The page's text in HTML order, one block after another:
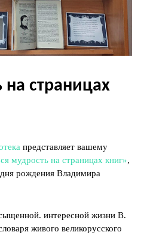
на страницах
представляет вашему
мудрость на страницах книг»,
рождения Владимира
интересной жизни В.
живого великорусского